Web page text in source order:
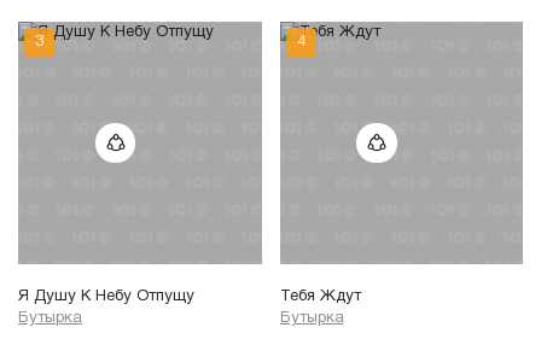
Я Душу К Небу Отпущу
Бутырка
Тебя Ждут
Бутырка